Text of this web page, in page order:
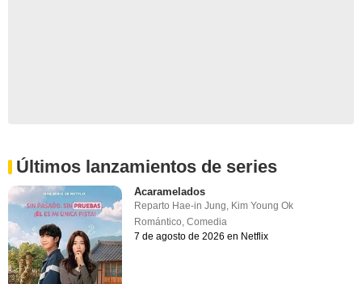
Últimos lanzamientos de series
Acaramelados
Reparto Hae-in Jung, Kim Young Ok
Romántico,Comedia
7 de agosto de 2026 en Netflix